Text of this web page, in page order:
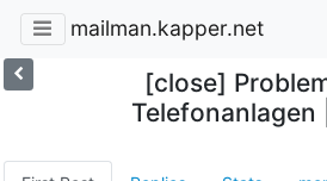
mailman.kapper.net
[close]
Telefonanlagen